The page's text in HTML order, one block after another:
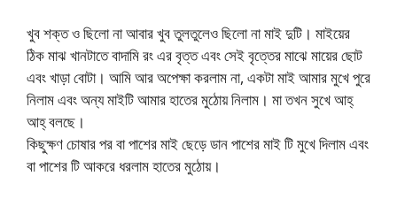
খুব শক্ত ও ছিলো না আবার খুব তুলতুলেও ছিলো না মাই দুটি। মাইয়ের
ঠিক মাঝ খানটাতে বাদামি রং এর বৃত্ত এবং সেই বৃত্তের মাঝে মায়ের ছোট
এবং খাড়া বোটা। আমি আর অপেক্ষা করলাম না, একটা মাই আমার মুখে পুরে
নিলাম এবং অন্য মাইটি আমার হাতের মুঠোয় নিলাম। মা তখন সুখে আহ্
আহ্ বলছে।
কিছুক্ষণ চোষার পর বা পাশের মাই ছেড়ে ডান পাশের মাই টি মুখে দিলাম এবং
বা পাশের টি আকরে ধরলাম হাতের মুঠোয়।